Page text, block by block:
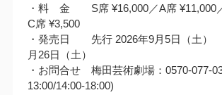
・料 金 S席 ¥16,000／A席 ¥11,000
C席 ¥3,500
・発売日 先行 2026年9月5日（土）
月26日（土）
・お問合せ 梅田芸術劇場：0570-077-
13:00/14:00-18:00)